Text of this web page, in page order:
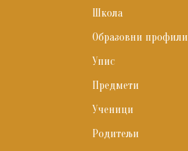
Школа
Образовни профили
Упис
Предмети
Ученици
Родитељи